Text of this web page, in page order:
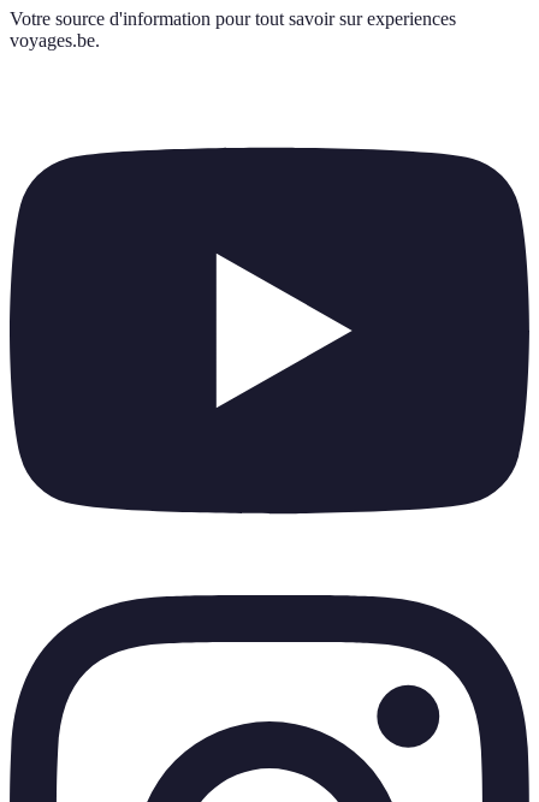
Votre source d'information pour tout savoir sur experiences
voyages.be.